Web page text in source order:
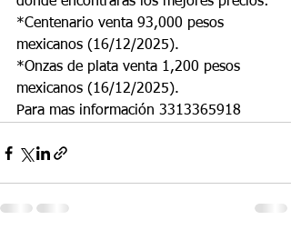
*Centenario venta 93,000 pesos
mexicanos (16/12/2025).
*Onzas de plata venta 1,200 pesos
mexicanos (16/12/2025).
Para mas información 3313365918